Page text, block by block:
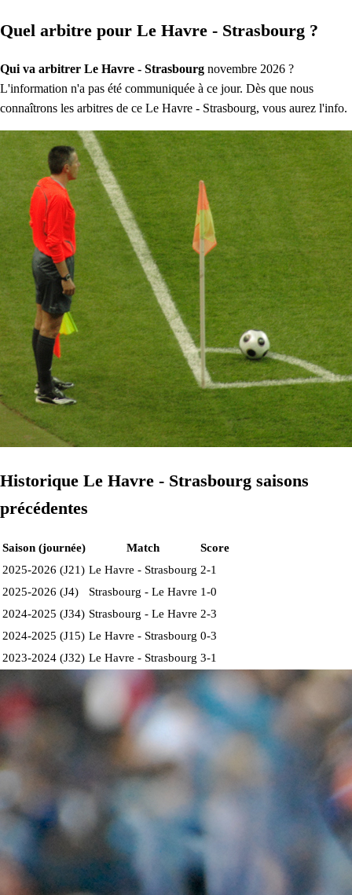
Quel arbitre pour Le Havre - Strasbourg ?
Qui va arbitrer Le Havre - Strasbourg novembre 2026 ?
L'information n'a pas été communiquée à ce jour. Dès que nous
connaîtrons les arbitres de ce Le Havre - Strasbourg, vous aurez l'info.
Historique Le Havre - Strasbourg saisons
précédentes
Saison (journée) Match
Score
2025-2026 (J21) Le Havre - Strasbourg 2-1
2025-2026 (J4)
Strasbourg - Le Havre 1-0
2024-2025 (J34) Strasbourg - Le Havre 2-3
2024-2025 (J15) Le Havre - Strasbourg 0-3
2023-2024 (J32) Le Havre - Strasbourg 3-1